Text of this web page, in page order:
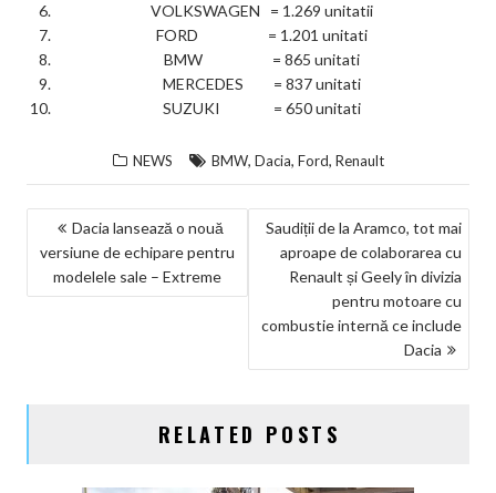
VOLKSWAGEN = 1.269 unitatii
FORD = 1.201 unitati
BMW = 865 unitati
MERCEDES = 837 unitati
SUZUKI = 650 unitati
NEWS BMW, Dacia, Ford, Renault
NAVIGARE
ÎN
ARTICOLE
Dacia lansează o nouă
versiune de echipare pentru
modelele sale – Extreme
Saudiții de la Aramco, tot mai
aproape de colaborarea cu
Renault și Geely în divizia
pentru motoare cu
combustie internă ce include
Dacia
RELATED POSTS